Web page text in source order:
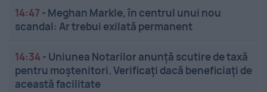
14:47 - Meghan Markle, în centrul unui nou
scandal: Ar trebui exilată permanent
14:34- Uniunea Notarilor anunță scutire de taxă
pentru moștenitori. Verificați dacă beneficiați de
această facilitate